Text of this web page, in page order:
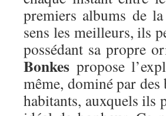
premiers albums de
sens les meilleurs, ils
possédant sa propre
Bonkes propose
même, dominé par
habitants, auxquels ils